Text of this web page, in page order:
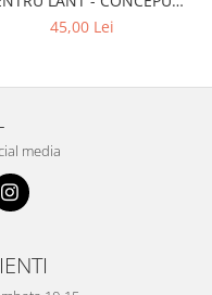
PENTRU BICICLETE
45,00 Lei
media